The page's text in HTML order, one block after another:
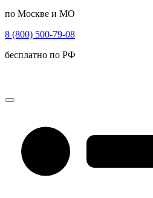
по Москве и МО
8 (800) 500-79-08
бесплатно по РФ